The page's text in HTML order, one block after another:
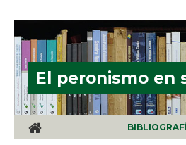
El peronismo en